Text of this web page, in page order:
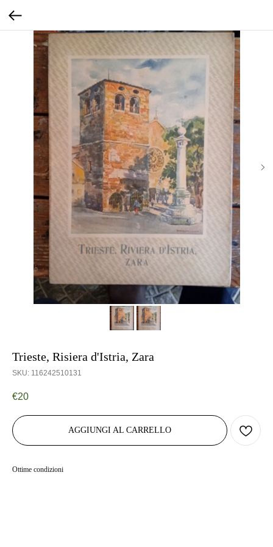
Trieste, Risiera d'Istria, Zara
SKU: 116242510131
€20
AGGIUNGI AL CARRELLO
Ottime condizioni